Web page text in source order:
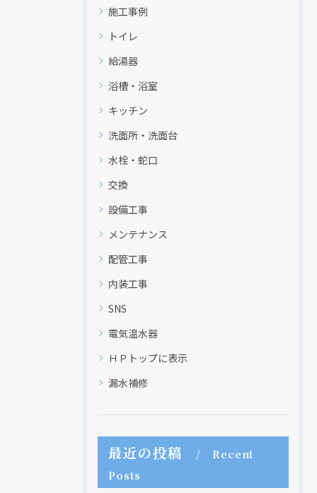
施工事例
トイレ
給湯器
浴槽・浴室
キッチン
洗面所・洗面台
水栓・蛇口
交換
設備工事
メンテナンス
配管工事
内装工事
SNS
電気温水器
ＨＰトップに表示
漏水補修
最近の投稿
Recent
Posts
現在、新聞に入っている折込チラシです。
現在、新聞に入っている折込チラシです。